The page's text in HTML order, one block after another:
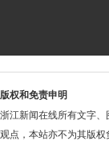
版权和免责申明
浙江新闻在线所有文字
观点，本站亦不为其版